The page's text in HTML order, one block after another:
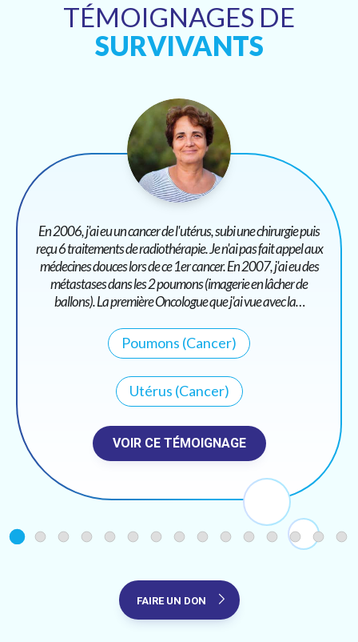
TÉMOIGNAGES DE
SURVIVANTS
En 2006, j'ai eu un cancer de l'utérus, subi une chirurgie puis
reçu 6 traitements de radiothérapie. Je n'ai pas fait appel aux
médecines douces lors de ce 1er cancer. En 2007, j'ai eu des
métastases dans les 2 poumons (imagerie en lâcher de
ballons). La première Oncologue que j'ai vue avec la…
Poumons (Cancer)
Utérus (Cancer)
VOIR CE TÉMOIGNAGE
FAIRE UN DON